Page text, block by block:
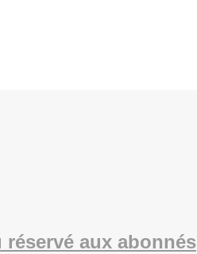
réservé aux abonnés